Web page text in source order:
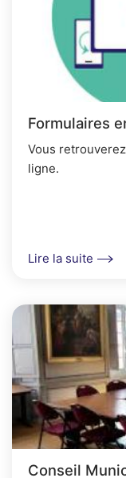
Formulaires
Vous
ligne.
Lire la suite
Conseil